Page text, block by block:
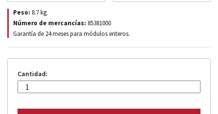
Peso: 8.7kg
Número de mercancías: 85381000
Garantía de 24 meses para módulos enteros.
Cantidad: